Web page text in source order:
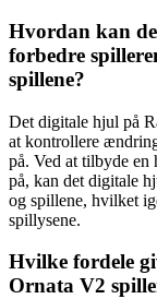
Hvordan kan
forbedre
spillene?
Det digitale hjul på
at kontrollere
på. Ved at tilbyde en
på, kan det digitale
og spillene, hvilket
spillysene.
Hvilke fordele
Ornata V2